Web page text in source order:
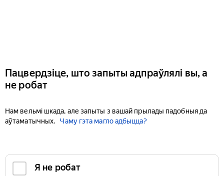
Пацвердзіце, што запыты адпраўлялі вы, а
не робат
Нам вельмі шкада, але запыты з вашай прылады падобныя да
аўтаматычных.
Чаму гэта магло адбыцца?
Я не робат